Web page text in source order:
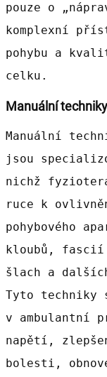
pouze o
komplexní
pohybu a
celku.
Manuální
Manuální
jsou
nichž
ruce k
pohybového
kloubů,
šlach a
Tyto techniky
v ambulantní
napětí,
bolesti,